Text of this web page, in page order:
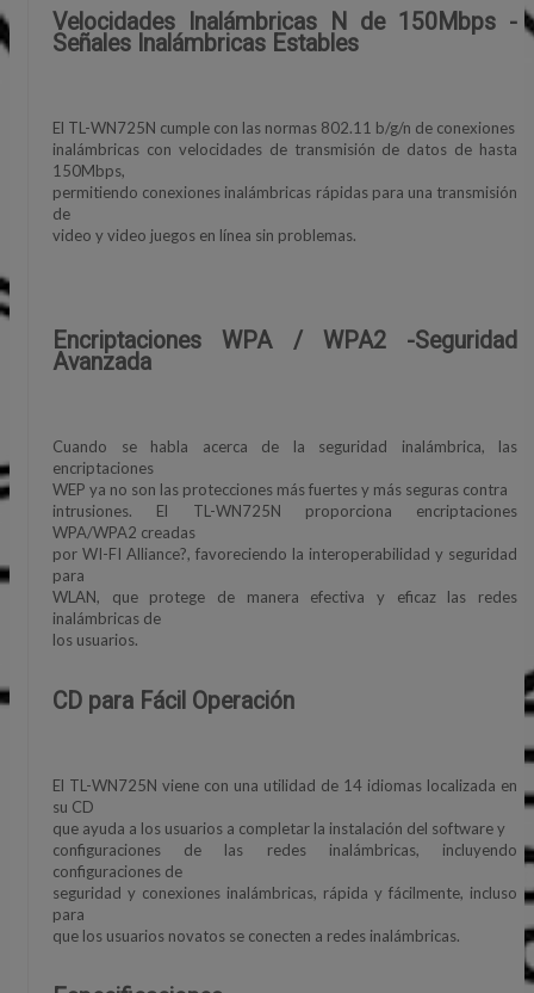
Velocidades Inalámbricas N de 150Mbps -
Señales Inalámbricas Estables
El TL-WN725N cumple con las normas 802.11 b/g/n de conexiones
inalámbricas con velocidades de transmisión de datos de hasta
150Mbps,
permitiendo conexiones inalámbricas rápidas para una transmisión
de
video y video juegos en línea sin problemas.
Encriptaciones WPA / WPA2 -Seguridad
Avanzada
Cuando se habla acerca de la seguridad inalámbrica, las
encriptaciones
WEP ya no son las protecciones más fuertes y más seguras contra
intrusiones. El TL-WN725N proporciona encriptaciones
WPA/WPA2 creadas
por WI-FI Alliance?, favoreciendo la interoperabilidad y seguridad
para
WLAN, que protege de manera efectiva y eficaz las redes
inalámbricas de
los usuarios.
CD para Fácil Operación
El TL-WN725N viene con una utilidad de 14 idiomas localizada en
su CD
que ayuda a los usuarios a completar la instalación del software y
configuraciones de las redes inalámbricas, incluyendo
configuraciones de
seguridad y conexiones inalámbricas, rápida y fácilmente, incluso
para
que los usuarios novatos se conecten a redes inalámbricas.